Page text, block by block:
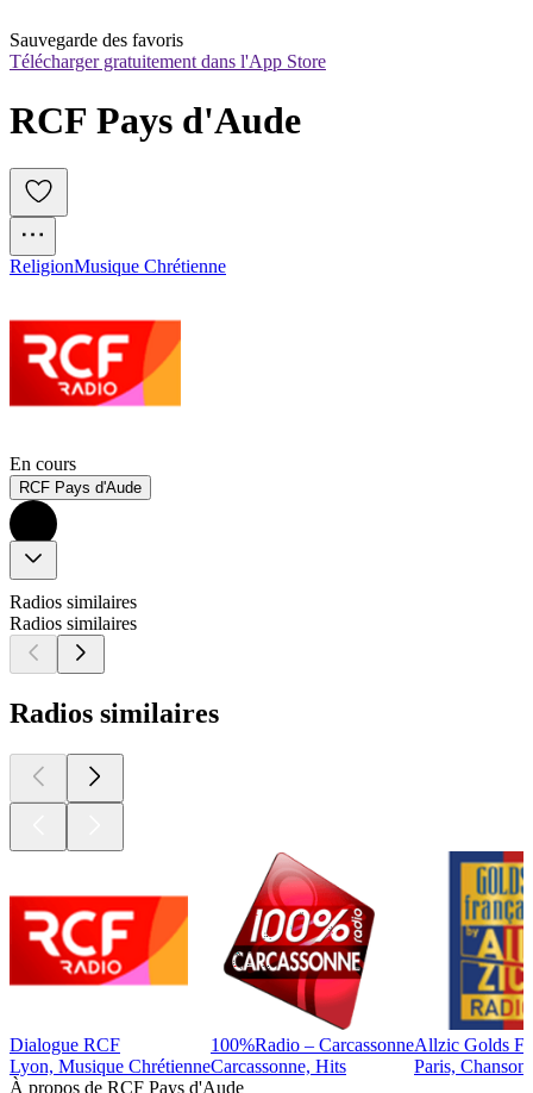
Sauvegarde des favoris
Télécharger gratuitement dans l'App Store
RCF Pays d'Aude
ReligionMusique Chrétienne
En cours
RCF Pays d'Aude
Radios similaires
Radios similaires
Radios similaires
Dialogue RCF
Lyon, Musique Chrétienne
100%Radio – Carcassonne
Carcassonne, Hits
Allzic Golds
Paris,
À propos de RCF Pays d'Aude